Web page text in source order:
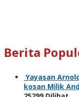
Berita
Yayasan
kosan Milik